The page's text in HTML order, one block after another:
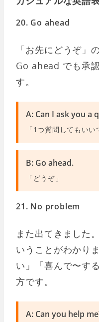
20. Go ahead
「お先にどうぞ」
Go ahead でも承
す。
A: Can I ask you a
「1つ質問してもいい
B: Go ahead.
「どうぞ」
21. No problem
また出てきました
いうことがわかり
い」「喜んで〜す
方です。
A: Can you help